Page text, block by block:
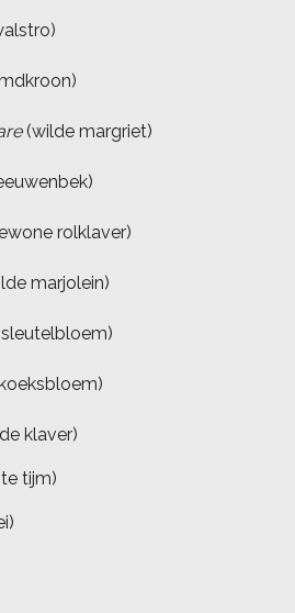
(wilde margriet)
rolklaver)
marjolein)
klaver)
tijm)